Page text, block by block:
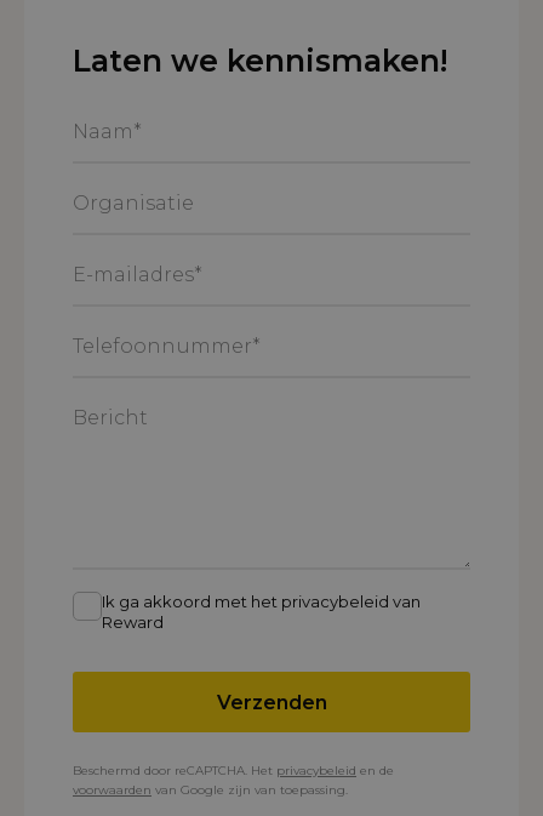
Laten we kennismaken!
*
mailadres
*
Ik ga akkoord met het privacybeleid van
Reward
Verzenden
Beschermd door reCAPTCHA. Het privacybeleid en de
voorwaarden van Google zijn van toepassing.